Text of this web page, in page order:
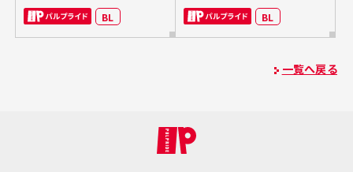
BL BL
一覧へ戻る